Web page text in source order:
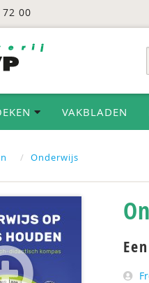
00
VAKBLADEN
Onderwijs